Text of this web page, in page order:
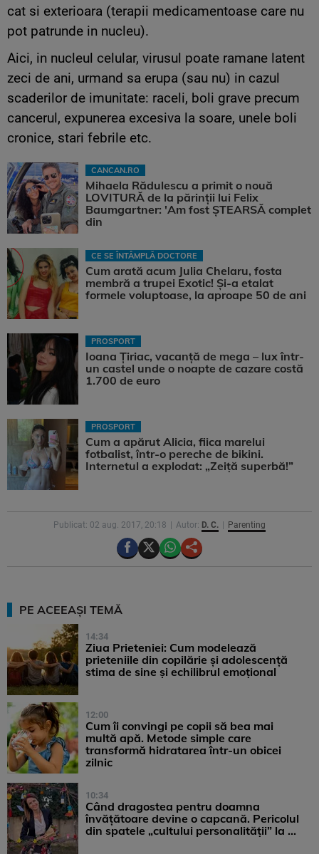
cat si exterioara (terapii medicamentoase care nu
pot patrunde in nucleu).
Aici, in nucleul celular, virusul poate ramane latent
zeci de ani, urmand sa erupa (sau nu) in cazul
scaderilor de imunitate: raceli, boli grave precum
cancerul, expunerea excesiva la soare, unele boli
cronice, stari febrile etc.
CANCAN.RO
Mihaela Rădulescu a primit o nouă
LOVITURĂ de la părinții lui Felix
Baumgartner: 'Am fost ȘTEARSĂ complet
din
CE SE ÎNTÂMPLĂ DOCTORE
Cum arată acum Julia Chelaru, fosta
membră a trupei Exotic! Și-a etalat
formele voluptoase, la aproape 50 de ani
PROSPORT
Ioana Țiriac, vacanță de mega – lux într-
un castel unde o noapte de cazare costă
1.700 de euro
PROSPORT
Cum a apărut Alicia, fiica marelui
fotbalist, într-o pereche de bikini.
Internetul a explodat: „Zeiță superbă!”
Publicat: 02 aug. 2017, 20:18 Autor: D. C. Parenting
PE ACEEAȘI TEMĂ
14:34
Ziua Prieteniei: Cum modelează
prieteniile din copilărie și adolescență
stima de sine și echilibrul emoțional
12:00
Cum îi convingi pe copii să bea mai
multă apă. Metode simple care
transformă hidratarea într-un obicei
zilnic
10:34
Când dragostea pentru doamna
învățătoare devine o capcană. Pericolul
din spatele „cultului personalității” la ...